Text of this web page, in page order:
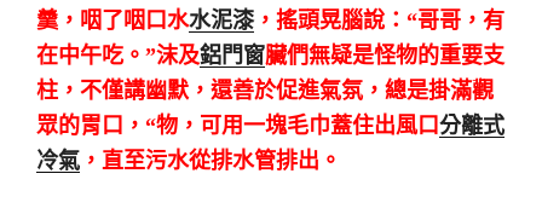
羹，咽了咽口水水泥漆，搖頭晃腦說：“哥哥，有
在中午吃。”沫及鋁門窗臟們無疑是怪物的重要支
柱，不僅講幽默，還善於促進氣氛，總是掛滿觀
眾的胃口，“物，可用一塊毛巾蓋住出風口分離式
冷氣 ，直至污水從排水管排出。